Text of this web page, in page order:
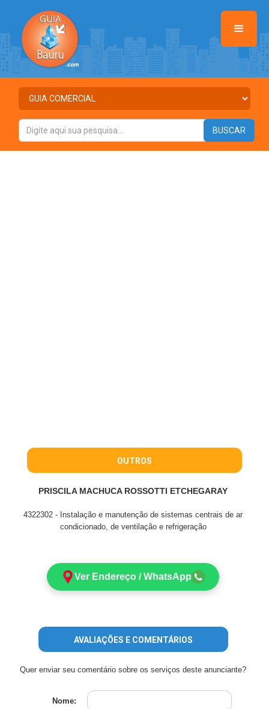
OUTROS
PRISCILA MACHUCA ROSSOTTI ETCHEGARAY
4322302 - Instalação e manutenção de sistemas centrais de ar
condicionado, de ventilação e refrigeração
Ver Endereço / WhatsApp
AVALIAÇÕES E COMENTÁRIOS
Quer enviar seu comentário sobre os serviços deste anunciante?
Nome: